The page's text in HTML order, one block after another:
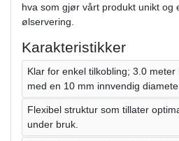
hva som gjør vårt produkt unikt og
ølservering.
Karakteristikker
Klar for enkel tilkobling; 3.0
med en 10 mm innvendig
Flexibel struktur som tillater
under bruk.